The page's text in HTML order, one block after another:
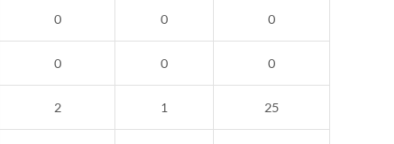
0 0 0
0 0 0
2 1 25